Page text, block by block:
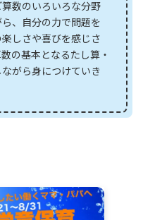
数のいろいろな分野
、自分の力で問題を
しさや喜びを感じさ
の基本となるたし算・
がら身につけていき